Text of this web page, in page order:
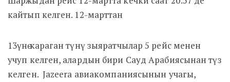
кайтып келген. 12-марттан
13үнө караган түнү зыяратчылар 5 рейс менен
учуп келген, алардын бири Сауд Арабиясынан түз
келген. Jazeera авиакомпаниясынын учагы,